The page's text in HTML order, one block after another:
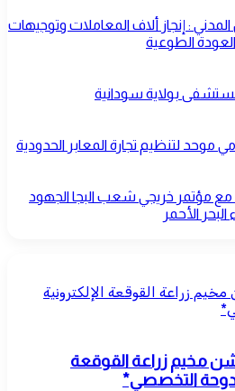
: إنجاز ألاف المعاملات وتوجيهات
الطوعية
بولاية سودانية
موحد لتنظيم تجارة المعابر الحدودية
مؤتمر خريجي شعب البجا الجهود
الأحمر
زراعة القوقعة الإلكترونية
مخيم زراعة القوقعة
التخصصي*